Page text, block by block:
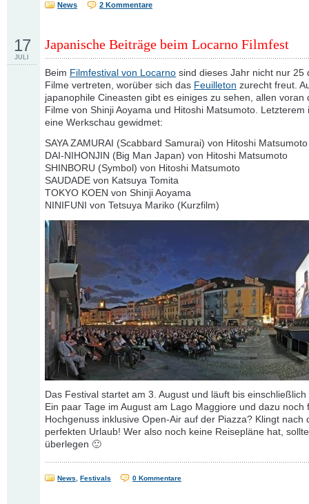
News 2 Kommentare
Japanische Beiträge beim Locarno Filmfest
17
JULI
Beim Filmfestival von Locarno sind dieses Jahr nicht nur 25
Filme vertreten, worüber sich das Feuilleton zurecht freut.
japanophile Cineasten gibt es einiges zu sehen, allen voran
Filme von Shinji Aoyama und Hitoshi Matsumoto. Letzterem
eine Werkschau gewidmet:
SAYA ZAMURAI (Scabbard Samurai) von Hitoshi Matsumoto
DAI-NIHONJIN (Big Man Japan) von Hitoshi Matsumoto
SHINBORU (Symbol) von Hitoshi Matsumoto
SAUDADE von Katsuya Tomita
TOKYO KOEN von Shinji Aoyama
NINIFUNI von Tetsuya Mariko (Kurzfilm)
Das Festival startet am 3. August und läuft bis einschließlich
Ein paar Tage im August am Lago Maggiore und dazu noch
Hochgenuss inklusive Open-Air auf der Piazza? Klingt nach
perfekten Urlaub! Wer also noch keine Reisepläne hat,
überlegen 🙂
News Festivals 0 Kommentare